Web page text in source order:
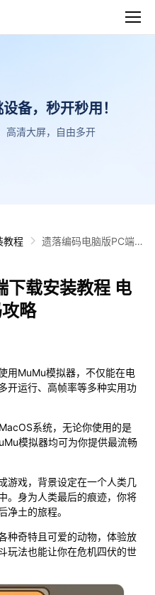
备，秒开秒用！
高清大屏，自由多开
教程
遗落编码电脑版PC端
下载安装教程 电
略
用MuMu模拟器，不仅能在电
开运行、高帧率等多种实用功
系统，无论你使用的是
模拟器均可为你提供最流畅
游戏，背景设定在一个人类几
。身为人类最后的痕迹，你将
净土的旅程。
种奇特且可爱的动物，体验放
玩法也能让你在危机四伏的世